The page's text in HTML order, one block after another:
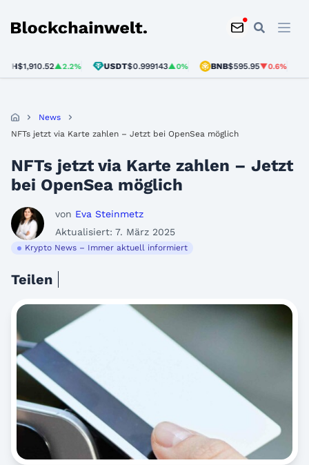
Blockchainwelt
$1,910.52▲2.2% USDT$0.999143▲0% BNB$595.95▼0.6%
News
NFTs jetzt via Karte zahlen – Jetzt bei OpenSea möglich
NFTs jetzt via Karte zahlen – Jetzt
bei OpenSea möglich
von Eva Steinmetz
Aktualisiert: 7. März 2025
Krypto News – Immer aktuell informiert
Teilen